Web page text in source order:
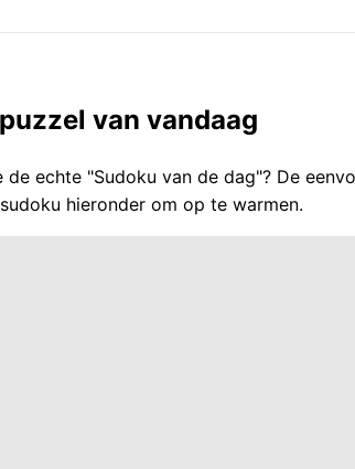
van vandaag
de echte "Sudoku van de dag"? De
hieronder om op te warmen.